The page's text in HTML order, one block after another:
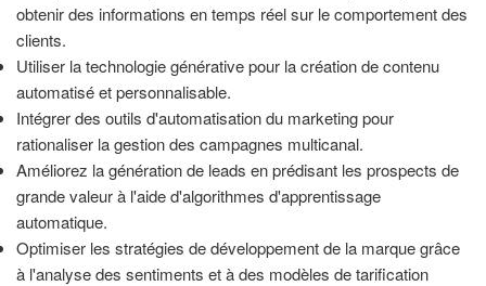
obtenir des informations en temps réel sur le comportement des
clients.
Utiliser la technologie générative pour la création de contenu
automatisé et personnalisable.
Intégrer des outils d'automatisation du marketing pour
rationaliser la gestion des campagnes multicanal.
Améliorez la génération de leads en prédisant les prospects de
grande valeur à l'aide d'algorithmes d'apprentissage
automatique.
Optimiser les stratégies de développement de la marque grâce
à l'analyse des sentiments et à des modèles de tarification